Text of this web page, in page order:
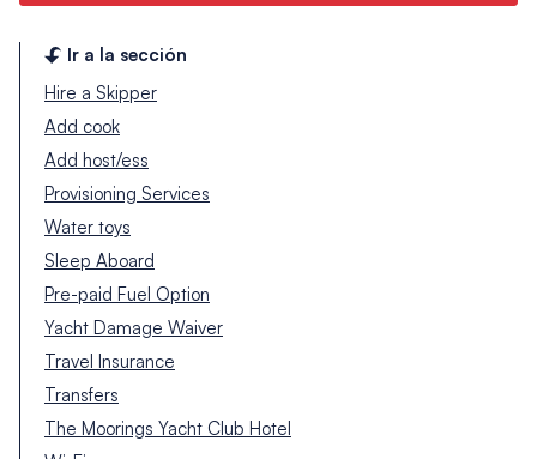
Ir a la sección
Hire a Skipper
Add cook
Add host/ess
Provisioning Services
Water toys
Sleep Aboard
Pre-paid Fuel Option
Yacht Damage Waiver
Travel Insurance
Transfers
The Moorings Yacht Club Hotel